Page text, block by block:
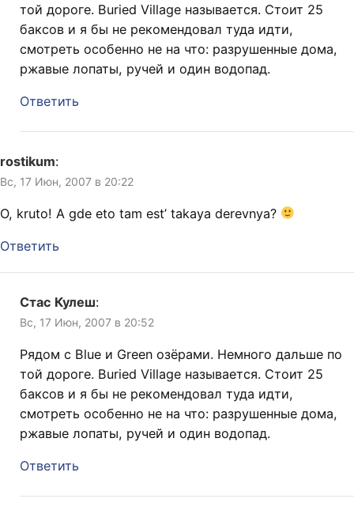
той дороге. Buried Village называется. Стоит 25
баксов и я бы не рекомендовал туда идти,
смотреть особенно не на что: разрушенные дома,
ржавые лопаты, ручей и один водопад.
Ответить
rostikum:
Вс, 17 Июн, 2007 в 20:22
O, kruto! A gde eto tam est’ takaya derevnya?
Ответить
Стас Кулеш:
Вс, 17 Июн, 2007 в 20:52
Рядом с Blue и Green озёрами. Немного дальше по
той дороге. Buried Village называется. Стоит 25
баксов и я бы не рекомендовал туда идти,
смотреть особенно не на что: разрушенные дома,
ржавые лопаты, ручей и один водопад.
Ответить